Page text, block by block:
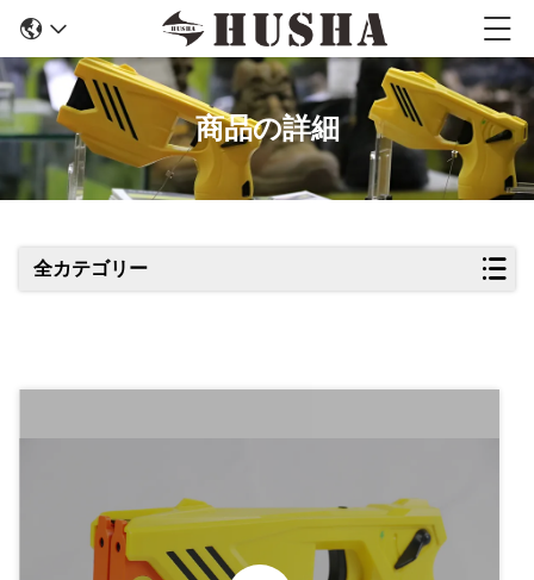
商品の詳細
全カテゴリー